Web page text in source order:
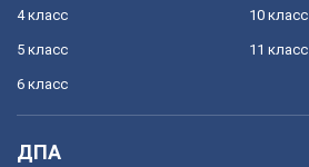
4 класс
5 класс
6 класс
10 класс
11 класс
ДПА